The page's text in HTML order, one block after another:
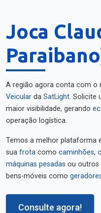
Joca
A região agora conta com o
Veicular da SatLight. Solicite
maior visibilidade, gerando
operação logística.
Temos a melhor plataforma
sua frota como caminhões,
máquinas pesadas ou outros
bens-móveis como
Consulte agora!